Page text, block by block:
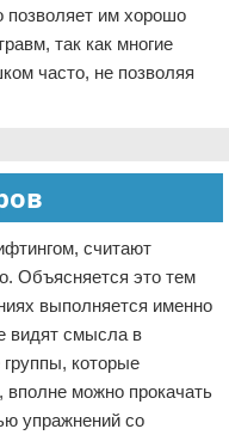
позволяет им хорошо
так как многие
часто, не позволяя
считают
Объясняется это тем
выполняется именно
видят смысла в
которые
можно прокачать
упражнений со